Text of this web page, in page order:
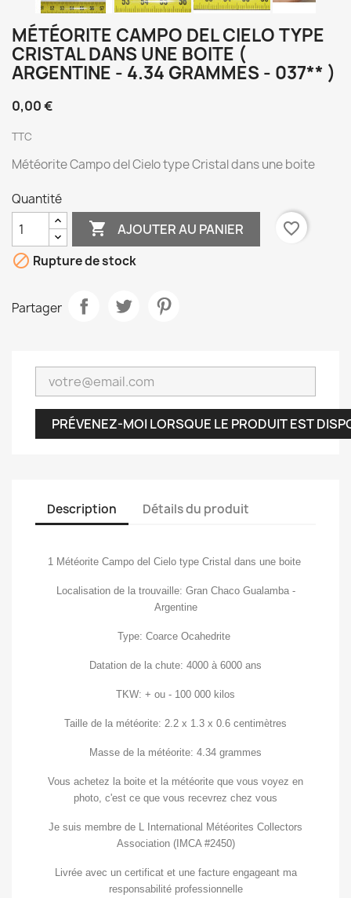
MÉTÉORITE CAMPO DEL CIELO TYPE
CRISTAL DANS UNE BOITE (
ARGENTINE - 4.34 GRAMMES - 037** )
0,00 €
TTC
Météorite Campo del Cielo type Cristal dans une boite
Quantité
 AJOUTER AU PANIER
favorite_border
 Rupture de stock
Partager
PRÉVENEZ-MOI LORSQUE LE PRODUIT EST
Description Détails du produit
1 Météorite Campo del Cielo type Cristal dans une boite
Localisation de la trouvaille: Gran Chaco Gualamba -
Argentine
Type: Coarce Ocahedrite
Datation de la chute: 4000 à 6000 ans
TKW: + ou - 100 000 kilos
Taille de la météorite: 2.2 x 1.3 x 0.6 centimètres
Masse de la météorite: 4.34 grammes
Vous achetez la boite et la météorite que vous voyez en
photo, c'est ce que vous recevrez chez vous
Je suis membre de L International Météorites Collectors
Association (IMCA #2450)
Livrée avec un certificat et une facture engageant ma
responsabilité professionnelle